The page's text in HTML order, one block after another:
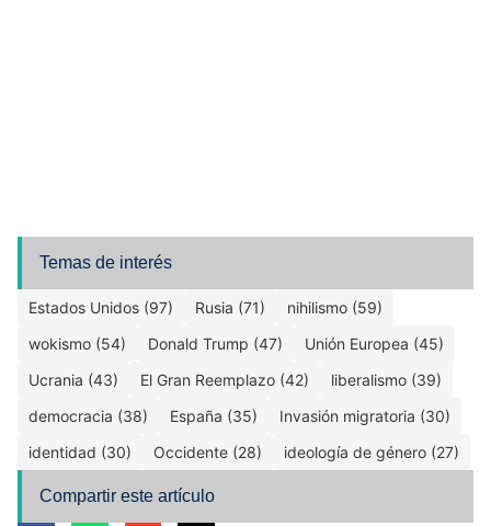
Temas de interés
Estados Unidos (97) Rusia (71)
nihilismo (59)
wokismo (54)
Donald Trump (47)
Unión Europea (45)
Ucrania (43)
El Gran Reemplazo (42)
liberalismo (39)
democracia (38)
España (35)
Invasión migratoria (30)
identidad (30)
Occidente (28) ideología de género (27)
Compartir este artículo